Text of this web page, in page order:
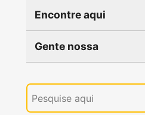
Encontre aqui
Gente nossa